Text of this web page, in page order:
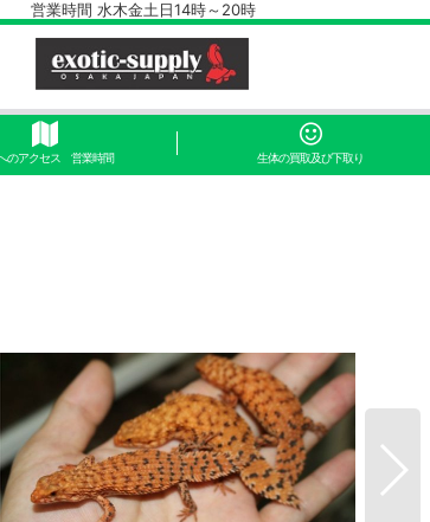
業時間 水木金土日14時～20時
のアクセス 営業時間 生体の買取及び下取り